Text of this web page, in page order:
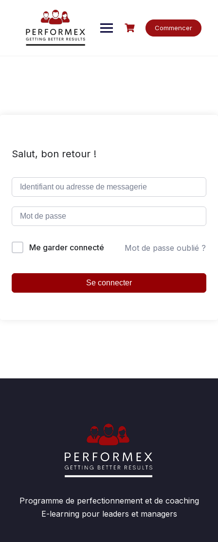
Commencer
Salut, bon retour !
Me garder connecté Mot de passe oublié ?
Se connecter
Programme de perfectionnement et de coaching
E-learning pour leaders et managers